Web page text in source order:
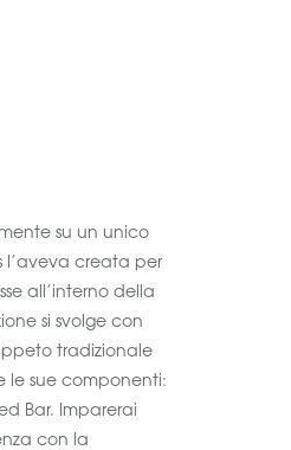
su un unico
l’aveva creata per
all’interno della
si svolge con
tradizionale
le sue componenti:
Bar. Imparerai
con la